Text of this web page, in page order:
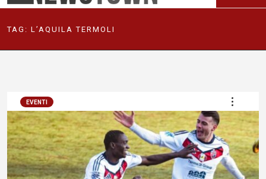
TAG: L’AQUILA TERMOLI
EVENTI